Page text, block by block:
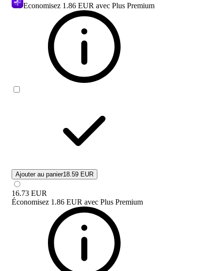
Economisez 1.86 EUR avec Plus Premium
Ajouter au panier18.59 EUR
16.73 EUR
Économisez 1.86 EUR avec Plus Premium